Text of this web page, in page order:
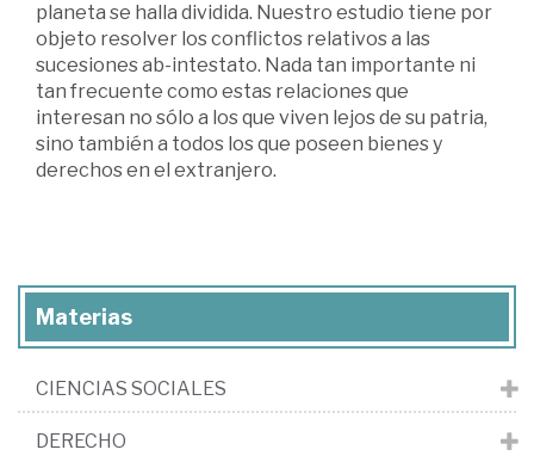
planeta se halla dividida. Nuestro estudio tiene por
objeto resolver los conflictos relativos a las
sucesiones ab-intestato. Nada tan importante ni
tan frecuente como estas relaciones que
interesan no sólo a los que viven lejos de su patria,
sino también a todos los que poseen bienes y
derechos en el extranjero.
Materias
CIENCIAS SOCIALES
DERECHO